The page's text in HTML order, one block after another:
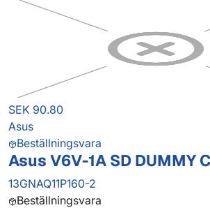
SEK 90.80
Asus
Beställningsvara
Asus V6V-1A SD DUMMY
13GNAQ11P160-2
Beställningsvara